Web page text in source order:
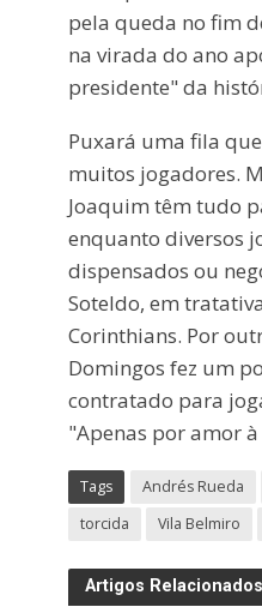
pela queda no fim
na virada do ano
presidente" da
Puxará uma fila
muitos jogadores.
Joaquim têm tudo
enquanto diversos
dispensados ou
Soteldo, em
Corinthians. Por
Domingos fez um
contratado para
"Apenas por amor
Tags Andrés Rueda
torcida
Vila Belmiro
Artigos Relacionados